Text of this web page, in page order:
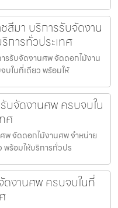
สีมา บริการรับจัดงาน
การทั่วประเทศ
รรับจัดงานศพ จัดดอกไม้งาน
บในที่เดียว พร้อมให้
บจัดงานศพ ครบจบใน
ศ
พ จัดดอกไม้งานศพ จำหน่าย
พร้อมให้บริการทั่วปร
ดงานศพ ครบจบในที่